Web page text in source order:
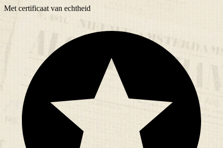
Met certificaat van echtheid